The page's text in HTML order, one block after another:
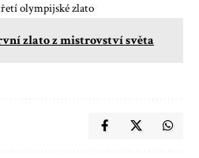
olympijské zlato
zlato z mistrovství světa